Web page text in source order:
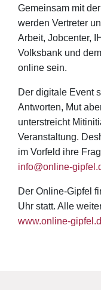
Gemeinsam mit
werden Vertreter
Arbeit, Jobcenter,
Volksbank und
online sein.
Der digitale Event
Antworten, Mut
unterstreicht
Veranstaltung.
im Vorfeld ihre
info@online-
Der Online-Gipfel
Uhr statt. Alle
www.online-